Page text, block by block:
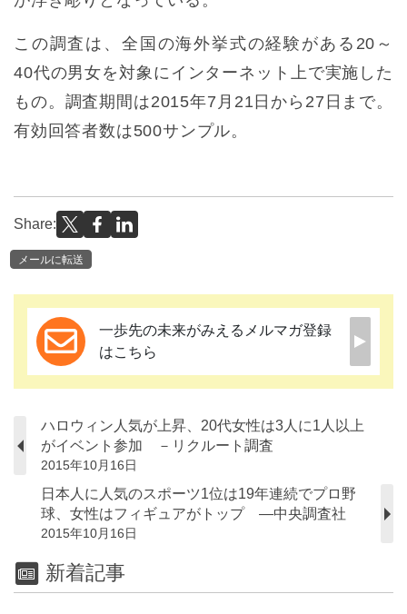
この調査は、全国の海外挙式の経験がある20～
40代の男女を対象にインターネット上で実施した
もの。調査期間は2015年7月21日から27日まで。
有効回答者数は500サンプル。
Share:
メールに転送
一歩先の未来がみえるメルマガ登録
はこちら
ハロウィン人気が上昇、20代女性は3人に1人以上
がイベント参加 －リクルート調査
2015年10月16日
日本人に人気のスポーツ1位は19年連続でプロ野
球、女性はフィギュアがトップ ―中央調査社
2015年10月16日
新着記事